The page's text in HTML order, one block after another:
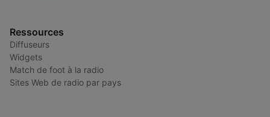
Ressources
Diffuseurs
Widgets
Match de foot à la radio
Sites Web de radio par pays